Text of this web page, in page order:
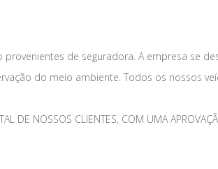
de seguradora. A empresa se
do meio ambiente. Todos os nossos
DE NOSSOS CLIENTES, COM UMA